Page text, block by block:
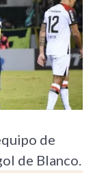
de
de Blanco.